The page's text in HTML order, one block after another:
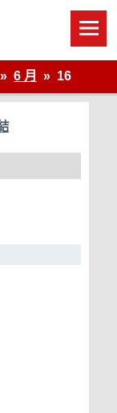
6 月 16